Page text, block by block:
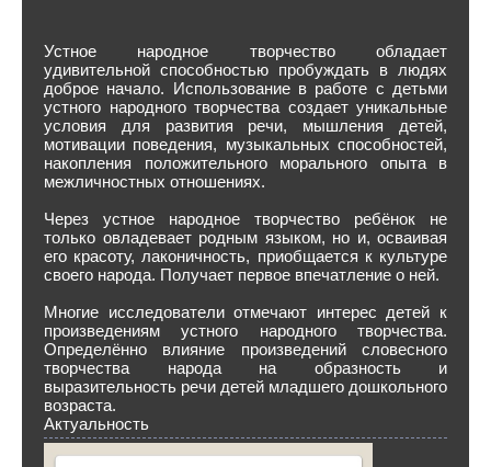
Устное народное творчество обладает
удивительной способностью пробуждать в людях
доброе начало. Использование в работе с детьми
устного народного творчества создает уникальные
условия для развития речи, мышления детей,
мотивации поведения, музыкальных способностей,
накопления положительного морального опыта в
межличностных отношениях.
Через устное народное творчество ребёнок не
только овладевает родным языком, но и, осваивая
его красоту, лаконичность, приобщается к культуре
своего народа. Получает первое впечатление о ней.
Многие исследователи отмечают интерес детей к
произведениям устного народного творчества.
Определённо влияние произведений словесного
творчества народа на образность и
выразительность речи детей младшего дошкольного
возраста.
Актуальность